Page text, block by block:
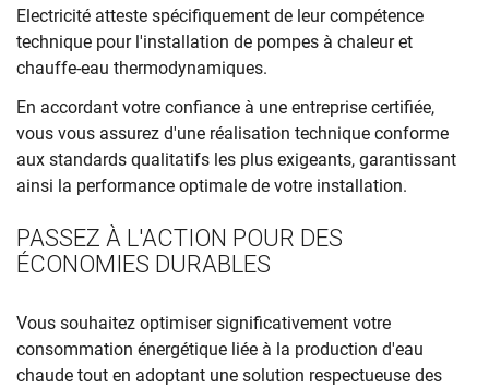
Electricité atteste spécifiquement de leur compétence
technique pour l'installation de pompes à chaleur et
chauffe-eau thermodynamiques.
En accordant votre confiance à une entreprise certifiée,
vous vous assurez d'une réalisation technique conforme
aux standards qualitatifs les plus exigeants, garantissant
ainsi la performance optimale de votre installation.
PASSEZ À L'ACTION POUR DES
ÉCONOMIES DURABLES
Vous souhaitez optimiser significativement votre
consommation énergétique liée à la production d'eau
chaude tout en adoptant une solution respectueuse des